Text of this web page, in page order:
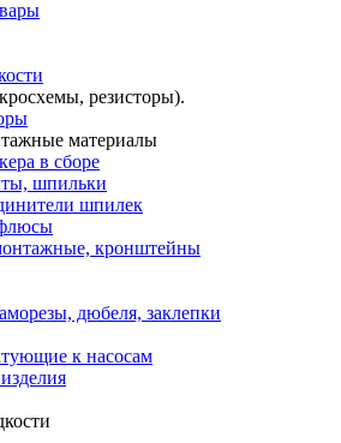
резисторы).
материалы
в сборе
шпильки
шпилек
кронштейны
дюбеля, заклепки
к насосам